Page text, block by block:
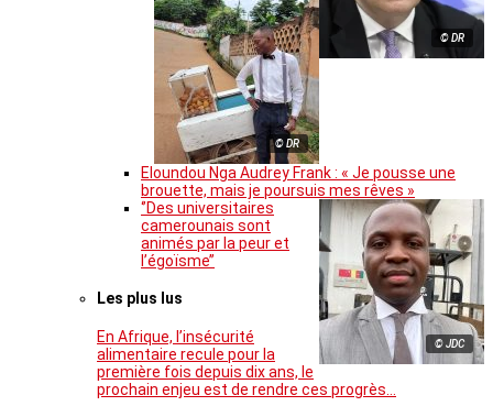
© DR
© DR
Eloundou Nga Audrey Frank : « Je pousse une
brouette, mais je poursuis mes rêves »
© JDC
‘’Des universitaires
camerounais sont
animés par la peur et
l’égoïsme’’
Les plus lus
En Afrique, l’insécurité
alimentaire recule pour la
première fois depuis dix ans, le
prochain enjeu est de rendre ces progrès…